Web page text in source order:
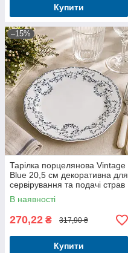
Купити
–15%
Тарілка порцелянова Vintage
Blue 20,5 см декоративна для
сервірування та подачі страв
В наявності
270,22 ₴ 317,90 ₴
Купити